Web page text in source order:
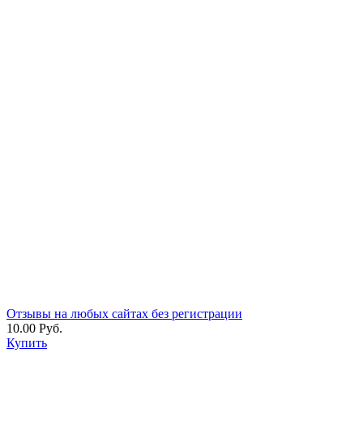
Отзывы на любых сайтах без регистрации
10.00 Руб.
Купить